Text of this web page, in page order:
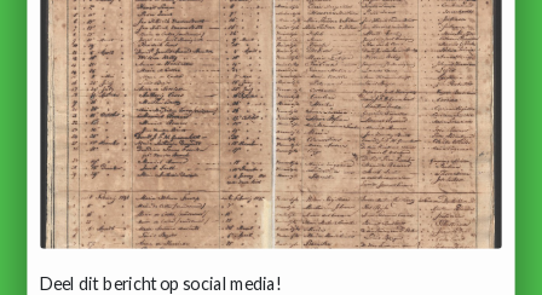
Deel dit bericht op social media!